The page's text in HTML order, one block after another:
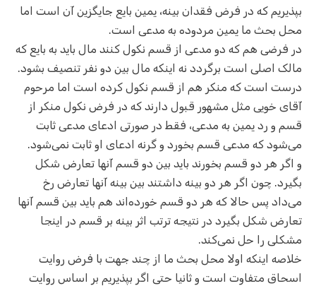
بپذیریم که در فرض فقدان بینه، یمین بایع جایگزین آن است اما
محل بحث ما یمین مردوده به مدعی است.
در فرضی هم که دو مدعی از قسم نکول کنند مال باید به بایع که
مالک اصلی است برگردد نه اینکه مال بین دو نفر تنصیف بشود.
درست است که منکر هم از قسم نکول کرده است اما مرحوم
آقای خویی مثل مشهور قبول دارند که در فرض نکول منکر از
قسم و رد یمین به مدعی، فقط در صورتی ادعای مدعی ثابت
می‌شود که مدعی قسم بخورد و گرنه ادعای او ثابت نمی‌شود.
و اگر هر دو قسم بخورند باید بین دو قسم آنها تعارض شکل
بگیرد. چون اگر هر دو بینه داشتند بین بینه آنها تعارض رخ
می‌داد پس حالا که هر دو قسم خورده‌اند هم باید بین قسم آنها
تعارض شکل بگیرد در نتیجه ترتب اثر بینه بر قسم در اینجا
مشکلی را حل نمی‌کند.
خلاصه اینکه اولا محل بحث ما از چند جهت با فرض روایت
اسحاق متفاوت است و ثانیا حتی اگر بپذیریم بر اساس روایت